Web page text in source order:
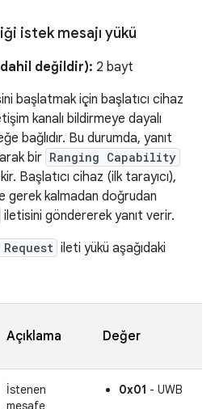
istek mesajı yükü
değildir): 2 bayt
başlatmak için başlatıcı cihaz
kanalı bildirmeye dayalı
bağlıdır. Bu durumda, yanıt
bir Ranging Capability
Başlatıcı cihaz (ilk tarayıcı),
gerek kalmadan doğrudan
iletisini göndererek yanıt verir.
ileti yükü aşağıdaki
Açıklama Değer
İstenen
mesafe
0x01 - UWB